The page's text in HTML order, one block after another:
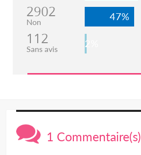
2902
Non 47%
112
Sans avis 2%
1 Commentaire(s)